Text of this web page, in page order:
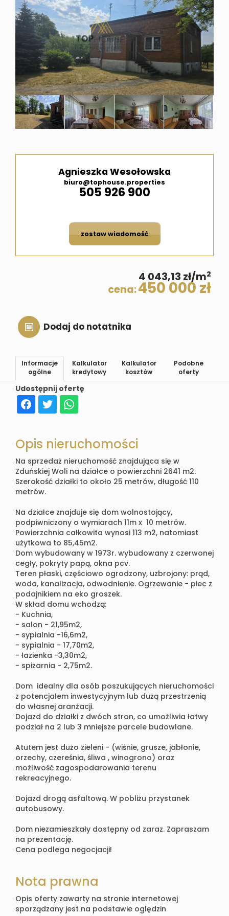
i
Meble
pod
Agnieszka Wesołowska
biuro@tophouse.properties
505 926 900
zostaw wiadomość
4 043,13 zł/m2
cena:450 000 zł
Dodaj do notatnika
Udostępnij ofertę
Informacje
ogólne
Kalkulator
kredytowy
Kalkulator
kosztów
Podobne
oferty
Opis nieruchomości
Na sprzedaż nieruchomość znajdująca się w
Zduńskiej Woli na działce o powierzchni 2641 m2.
Szerokość działki to około 25 metrów, długość 110
metrów.
Na działce znajduje się dom wolnostojący,
podpiwniczony o wymiarach 11m x 10 metrów.
Powierzchnia całkowita wynosi 113 m2, natomiast
użytkowa to 85,45m2.
Dom wybudowany w 1973r. wybudowany z czerwonej
cegły, pokryty papą, okna pcv.
Teren płaski, częściowo ogrodzony, uzbrojony: prąd,
woda, kanalizacja, odwodnienie. Ogrzewanie - piec z
podajnikiem na eko groszek.
W skład domu wchodzą:
- Kuchnia,
- salon - 21,95m2,
- sypialnia -16,6m2,
- sypialnia - 17,70m2,
- łazienka -3,30m2,
- spiżarnia - 2,75m2.
Dom idealny dla osób poszukujących nieruchomości
z potencjałem inwestycyjnym lub dużą przestrzenią
do własnej aranżacji.
Dojazd do działki z dwóch stron, co umożliwia łatwy
podział na 2 lub 3 mniejsze parcele budowlane.
Atutem jest dużo zieleni - (wiśnie, grusze, jabłonie,
orzechy, czereśnia, śliwa , winogrono) oraz
możliwość zagospodarowania terenu
rekreacyjnego.
Dojazd drogą asfaltową. W pobliżu przystanek
autobusowy.
Dom niezamieszkały dostępny od zaraz. Zapraszam
na prezentację.
Cena podlega negocjacji!
Nota prawna
Opis oferty zawarty na stronie internetowej
sporządzany jest na podstawie oględzin